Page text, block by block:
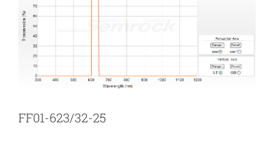
新闻和活动
关于量感
联系我们
FF01-623/32-25